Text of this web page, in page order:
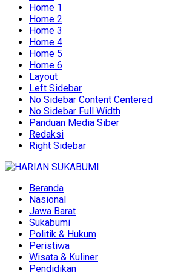
Home 1
Home 2
Home 3
Home 4
Home 5
Home 6
Layout
Left Sidebar
No Sidebar Content Centered
No Sidebar Full Width
Panduan Media Siber
Redaksi
Right Sidebar
Beranda
Nasional
Jawa Barat
Sukabumi
Politik & Hukum
Peristiwa
Wisata & Kuliner
Pendidikan